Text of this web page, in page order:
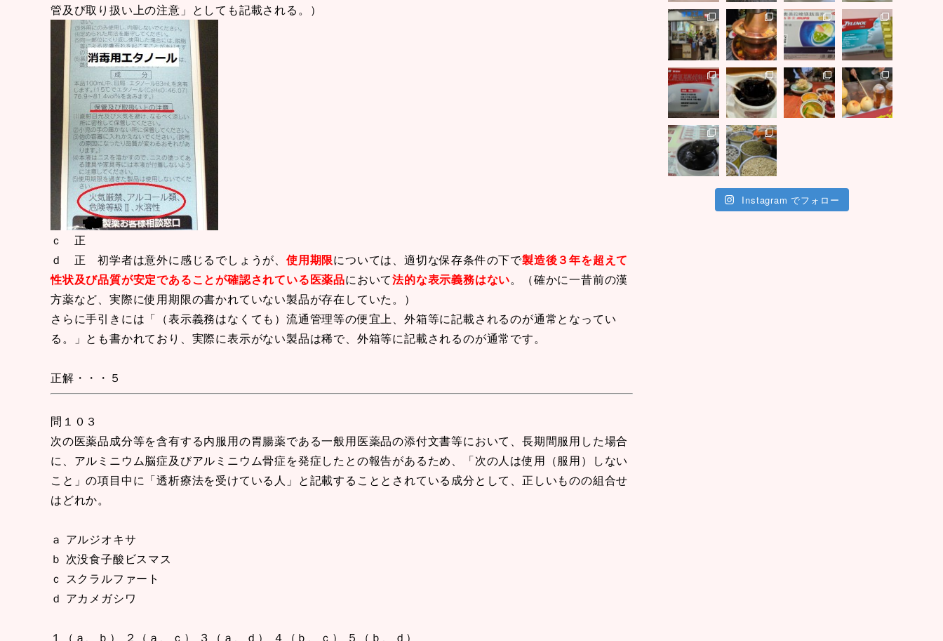
管及び取り扱い上の注意」としても記載される。）
ｃ 正
ｄ 正 初学者は意外に感じるでしょうが、 使用期限については、適切な保存条件の下で製造後３年を超えて
性状及び品質が安定であることが確認されている医薬品において法的な表示義務はない。（確かに一昔前の漢
方薬など、実際に使用期限の書かれていない製品が存在していた。）
さらに手引きには「（表示義務はなくても）流通管理等の便宜上、外箱等に記載されるのが通常となってい
る。」とも書かれており、実際に表示がない製品は稀で、外箱等に記載されるのが通常です。
正解・・・５
問１０３
次の医薬品成分等を含有する内服用の胃腸薬である一般用医薬品の添付文書等において、長期間服用した場合
に、アルミニウム脳症及びアルミニウム骨症を発症したとの報告があるため、「次の人は使用（服用）しない
こと」の項目中に「透析療法を受けている人」と記載することとされている成分として、正しいものの組合せ
はどれか。
ａ アルジオキサ
ｂ 次没食子酸ビスマス
ｃ スクラルファート
ｄ アカメガシワ
１（ａ、ｂ） ２（ａ、ｃ） ３（ａ、ｄ） ４（ｂ、ｃ） ５（ｂ、ｄ）
Instagram でフォロー